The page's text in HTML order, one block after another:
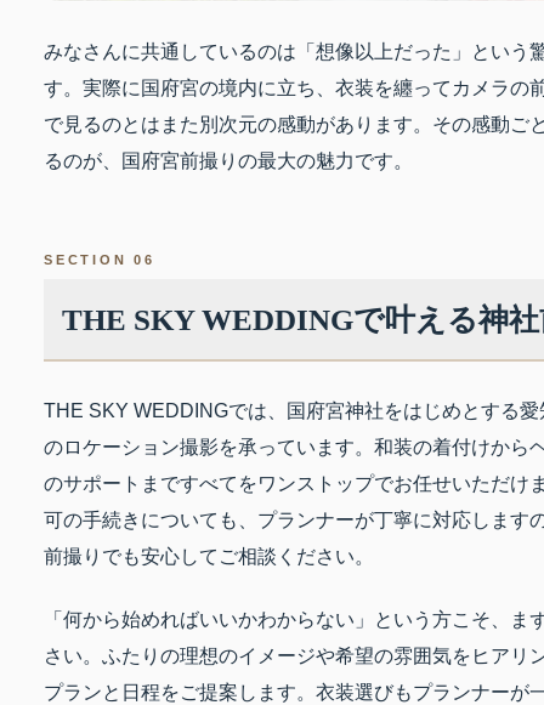
みなさんに共通しているのは「想像以上だった」という
す。実際に国府宮の境内に立ち、衣装を纏ってカメラの
で見るのとはまた別次元の感動があります。その感動ご
るのが、国府宮前撮りの最大の魅力です。
SECTION 06
THE SKY WEDDINGで叶える神
THE SKY WEDDINGでは、国府宮神社をはじめとする
のロケーション撮影を承っています。和装の着付けから
のサポートまですべてをワンストップでお任せいただけ
可の手続きについても、プランナーが丁寧に対応します
前撮りでも安心してご相談ください。
「何から始めればいいかわからない」という方こそ、ま
さい。ふたりの理想のイメージや希望の雰囲気をヒアリ
プランと日程をご提案します。衣装選びもプランナーが